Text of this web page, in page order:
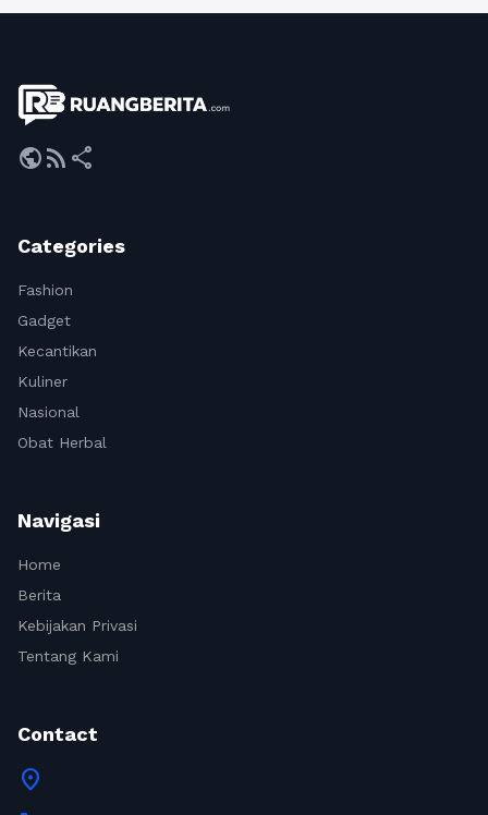
publicrss_feed share
Categories
Fashion
Gadget
Kecantikan
Kuliner
Nasional
Obat Herbal
Navigasi
Home
Berita
Kebijakan Privasi
Tentang Kami
Contact
location_on